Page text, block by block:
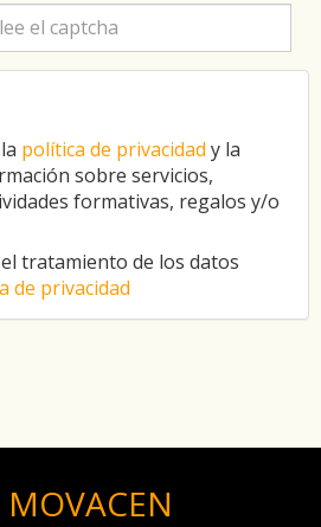
política de privacidad y la
sobre servicios,
formativas, regalos y/o
tratamiento de los datos
de privacidad
MOVACEN